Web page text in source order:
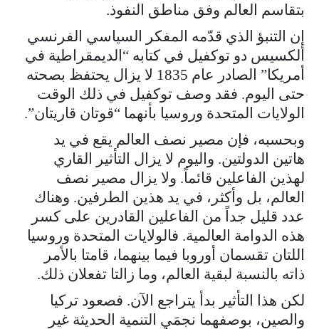
بتقاسم العالم وفق مناطق النفوذ.
إن التنبؤ الذي قدّمه المفكر السياسي الفرنسي
ألكسيس دو توكفيل في كتابه “الديمقراطية في
أمريكا” الصادر عام 1835 لا يزال يحتفظ بصحته
حتى اليوم. فقد وصف توكفيل في ذلك الوقت
الولايات المتحدة وروسيا بأنهما “قوتان قاريتان”.
وبحسبه، فإن مصير نصف العالم يقع في يد
هاتين الدولتين. واليوم لا يزال التأثير القاري
لهذين الفاعلين قائماً. ولا يزال مصير نصف
العالم، بل وأكثر، في يد هذين الطرفين. وهناك
عدد قليل جداً من الفاعلين القادرين على كسر
هذه الدوامة العالمية. فالولايات المتحدة وروسيا
اللتان تقسمان أوروبا فيما بينهما، قامتا بالأمر
ذاته بالنسبة لبقية العالم، وما زالتا تفعلان ذلك.
لكن هذا التأثير بدأ يتراجع الآن. فصعود تركيا
والصين، بوصفهما نجمَي التنمية الحديثة غير